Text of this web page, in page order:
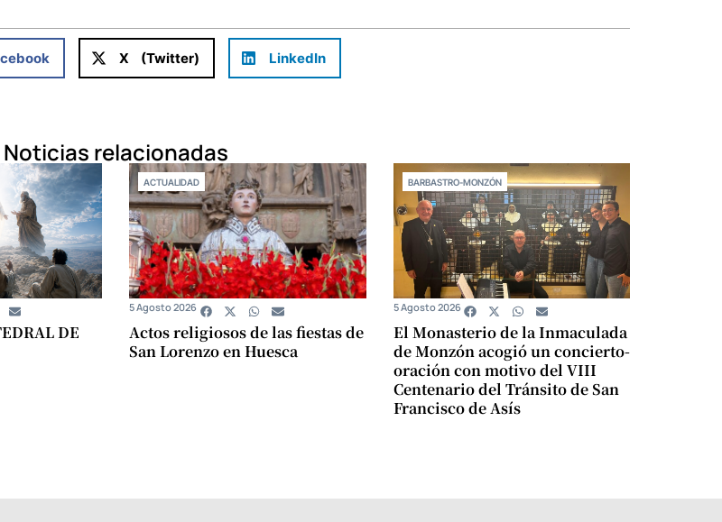
X (Twitter) LinkedIn
Noticias relacionadas
DE
ACTUALIDAD
Actos religiosos de las fiestas de
San Lorenzo en Huesca
5 Agosto 2026
BARBASTRO-MONZÓN
El Monasterio de la Inmaculada
de Monzón acogió un concierto-
oración con motivo del VIII
Centenario del Tránsito de San
Francisco de Asís
5 Agosto 2026